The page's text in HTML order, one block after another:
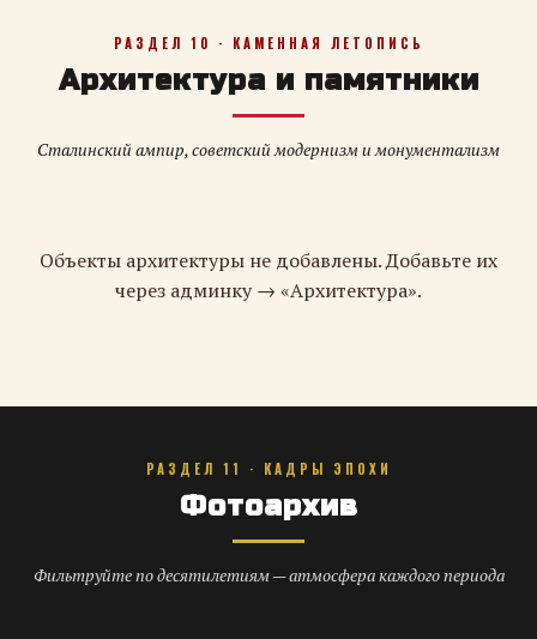
РАЗДЕЛ 10 · КАМЕННАЯ ЛЕТОПИСЬ
Архитектура и памятники
Сталинский ампир, советский модернизм и монументализм
Объекты архитектуры не добавлены. Добавьте их
через админку → «Архитектура».
РАЗДЕЛ 11 · КАДРЫ ЭПОХИ
Фотоархив
Фильтруйте по десятилетиям — атмосфера каждого периода